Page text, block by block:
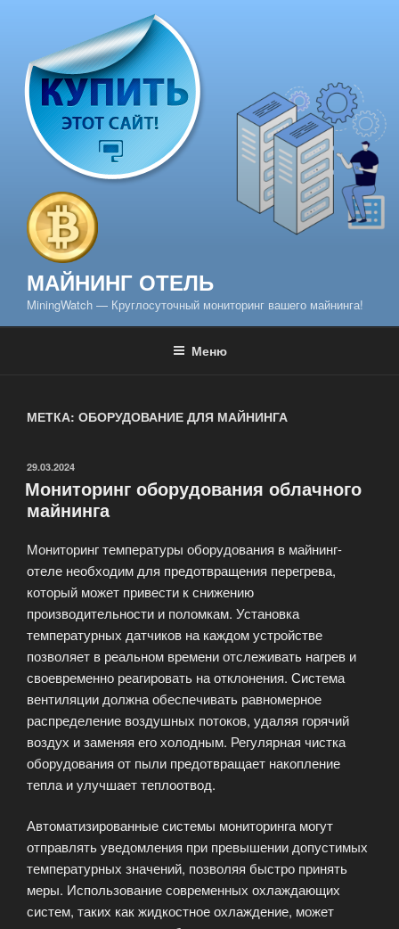
содержимому
МАЙНИНГ ОТЕЛЬ
MiningWatch — Круглосуточный мониторинг вашего майнинга!
Меню
МЕТКА: ОБОРУДОВАНИЕ ДЛЯ МАЙНИНГА
ОПУБЛИКОВАНО
29.03.2024
Мониторинг оборудования облачного
майнинга
Мониторинг температуры оборудования в майнинг-
отеле необходим для предотвращения перегрева,
который может привести к снижению
производительности и поломкам. Установка
температурных датчиков на каждом устройстве
позволяет в реальном времени отслеживать нагрев и
своевременно реагировать на отклонения. Система
вентиляции должна обеспечивать равномерное
распределение воздушных потоков, удаляя горячий
воздух и заменяя его холодным. Регулярная чистка
оборудования от пыли предотвращает накопление
тепла и улучшает теплоотвод.
Автоматизированные системы мониторинга могут
отправлять уведомления при превышении допустимых
температурных значений, позволяя быстро принять
меры. Использование современных охлаждающих
систем, таких как жидкостное охлаждение, может